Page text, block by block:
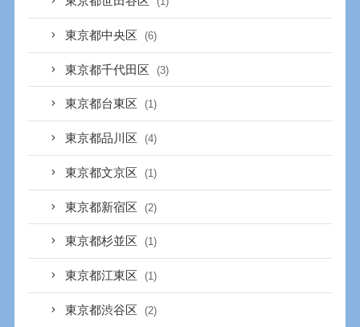
東京都中央区 (6)
東京都千代田区 (3)
東京都台東区 (1)
東京都品川区 (4)
東京都文京区 (1)
東京都新宿区 (2)
東京都杉並区 (1)
東京都江東区 (1)
東京都渋谷区 (2)